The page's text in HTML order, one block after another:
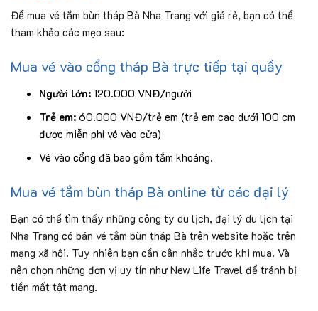
Để mua vé tắm bùn tháp Bà Nha Trang với giá rẻ, bạn có thể
tham khảo các mẹo sau:
Mua vé vào cổng tháp Bà trực tiếp tại quầy
Người lớn:120.000 VNĐ/người
Trẻ em:60.000 VNĐ/trẻ em (trẻ em cao dưới 100 cm
được miễn phí vé vào cửa)
Vé vào cổng đã bao gồm tắm khoáng.
Mua vé tắm bùn tháp Bà online từ các đại lý
Bạn có thể tìm thấy những công ty du lịch, đại lý du lịch tại
Nha Trang có bán vé tắm bùn tháp Bà trên website hoặc trên
mạng xã hội. Tuy nhiên bạn cần cân nhắc trước khi mua. Và
nên chọn những đơn vị uy tín như New Life Travel để tránh bị
tiền mất tật mang.